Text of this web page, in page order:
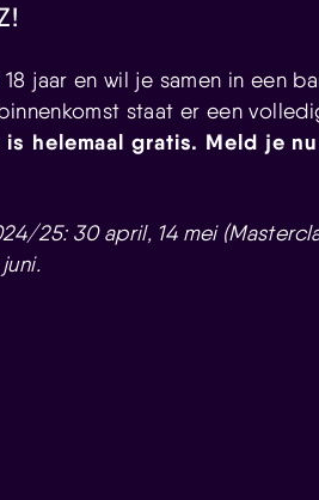
jaar en wil je samen in een
staat er een
is helemaal gratis. Meld je
25: 30 april, 14 mei